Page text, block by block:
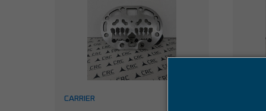
CARRIER